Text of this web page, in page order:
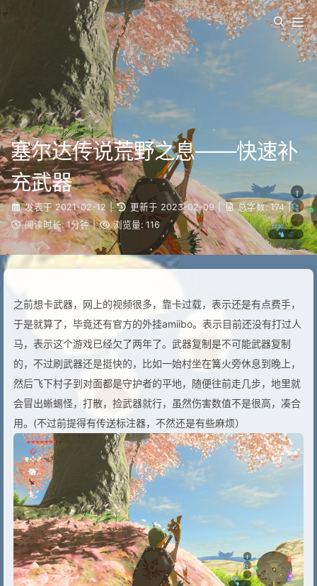
塞尔达传说荒野之息——快速补
充武器
发表于 2021-02-12 | 更新于 2023-02-09 | 总字数: 174 |
阅读时长: 1分钟 | 浏览量: 116
之前想卡武器，网上的视频很多，靠卡过载，表示还是有点费手，
于是就算了，毕竟还有官方的外挂amiibo。表示目前还没有打过人
马，表示这个游戏已经欠了两年了。武器复制是不可能武器复制
的，不过刷武器还是挺快的，比如一始村坐在篝火旁休息到晚上，
然后飞下村子到对面都是守护者的平地，随便往前走几步，地里就
会冒出蜥蜴怪，打散，捡武器就行，虽然伤害数值不是很高，凑合
用。(不过前提得有传送标注器，不然还是有些麻烦）